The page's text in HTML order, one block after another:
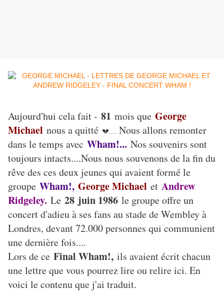
Aujourd'hui cela fait - 81 mois que George
Michael nous a quitté 💔.... Nous allons remonter
dans le temps avec Wham!... Nos souvenirs sont
toujours intacts....Nous nous souvenons de la fin du
rêve des ces deux jeunes qui avaient formé le
groupe Wham!, George Michael et Andrew
Ridgeley. Le 28 juin 1986 le groupe offre un
concert d'adieu à ses fans au stade de Wembley à
Londres, devant 72.000 personnes qui communient
une dernière fois....
Lors de ce Final Wham!, ils avaient écrit chacun
une lettre que vous pourrez lire ou relire ici. En
voici le contenu que j'ai traduit.